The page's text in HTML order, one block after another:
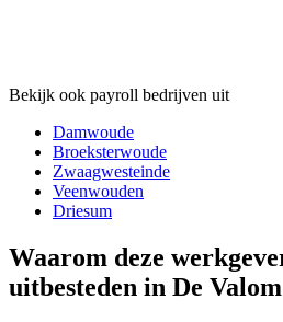
Bekijk ook payroll bedrijven uit
Damwoude
Broeksterwoude
Zwaagwesteinde
Veenwouden
Driesum
Waarom deze
uitbesteden in De Valom